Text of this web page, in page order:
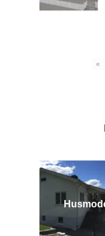
«